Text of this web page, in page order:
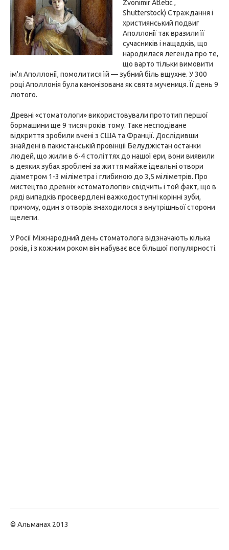
Zvonimir Atletic ,
Shutterstock) Страждання і
християнський подвиг
Аполлонії так вразили її
сучасників і нащадків, що
народилася легенда про те,
що варто тільки вимовити
ім'я Аполлонії, помолитися їй — зубний біль вщухне. У 300
році Аполлонія була канонізована як свята мучениця. Її день 9
лютого.
Древні «стоматологи» використовували прототип першої
бормашини ще 9 тисяч років тому. Таке несподіване
відкриття зробили вчені з США та Франції. Дослідивши
знайдені в пакистанській провінції Белуджістан останки
людей, що жили в 6-4 століттях до нашої ери, вони виявили
в деяких зубах зроблені за життя майже ідеальні отвори
діаметром 1-3 міліметра і глибиною до 3,5 міліметрів. Про
мистецтво древніх «стоматологів» свідчить і той факт, що в
ряді випадків просвердлені важкодоступні корінні зуби,
причому, один з отворів знаходилося з внутрішньої сторони
щелепи.
У Росії Міжнародний день стоматолога відзначають кілька
років, і з кожним роком він набуває все більшої популярності.
© Альманах 2013